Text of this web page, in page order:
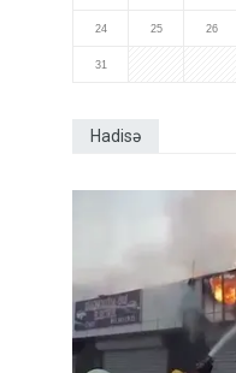
24 25 26
31
Hadisə